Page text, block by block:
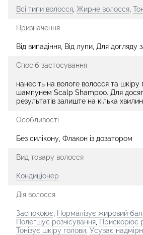
Всі типи волосся Жирне волосся
Призначення
Від випадіння, Від лупи, Для догляду
Спосіб застосування
нанесіть на вологе волосся та шкіру
шампунем Scalp Shampoo. Для
результатів залиште на кілька
Особливості
Без силікону, Флакон із дозатором
Вид товару волосся
Кондиціонер
Дія волосся
Заспокоює Нормалізує жировий
Полегшує розчісування Прискорює
Тонізує шкіру голови Усуває